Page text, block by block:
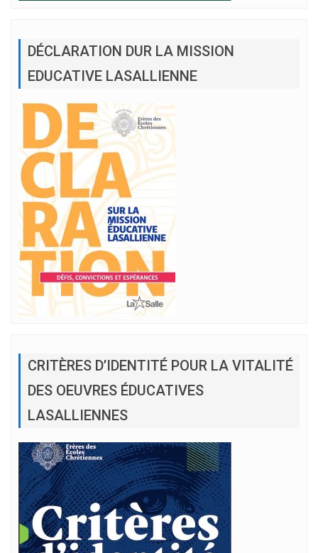
DÉCLARATION DUR LA MISSION
EDUCATIVE LASALLIENNE
CRITÈRES D’IDENTITÉ POUR LA VITALITÉ
DES OEUVRES ÉDUCATIVES
LASALLIENNES